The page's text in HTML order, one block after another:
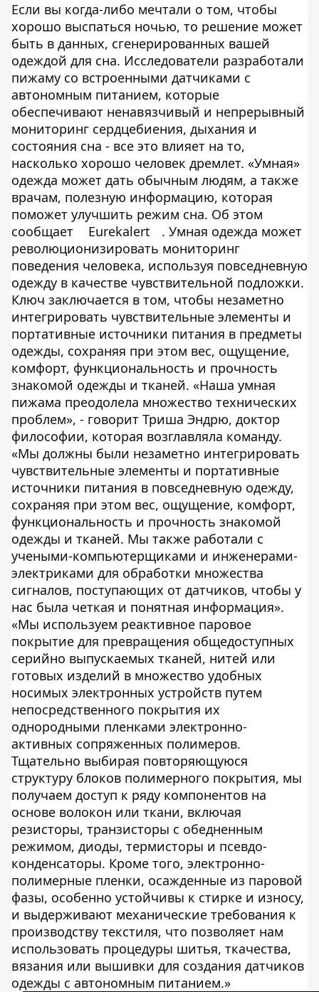
Если вы когда-либо мечтали о том, чтобы
хорошо выспаться ночью, то решение может
быть в данных, сгенерированных вашей
одеждой для сна. Исследователи разработали
пижаму со встроенными датчиками с
автономным питанием, которые
обеспечивают ненавязчивый и непрерывный
мониторинг сердцебиения, дыхания и
состояния сна - все это влияет на то,
насколько хорошо человек дремлет. «Умная»
одежда может дать обычным людям, а также
врачам, полезную информацию, которая
поможет улучшить режим сна. Об этом
сообщает
Eurekalert
. Умная одежда может
революционизировать мониторинг
поведения человека, используя повседневную
одежду в качестве чувствительной подложки.
Ключ заключается в том, чтобы незаметно
интегрировать чувствительные элементы и
портативные источники питания в предметы
одежды, сохраняя при этом вес, ощущение,
комфорт, функциональность и прочность
знакомой одежды и тканей. «Наша умная
пижама преодолела множество технических
проблем», - говорит Триша Эндрю, доктор
философии, которая возглавляла команду.
«Мы должны были незаметно интегрировать
чувствительные элементы и портативные
источники питания в повседневную одежду,
сохраняя при этом вес, ощущение, комфорт,
функциональность и прочность знакомой
одежды и тканей. Мы также работали с
учеными-компьютерщиками и инженерами-
электриками для обработки множества
сигналов, поступающих от датчиков, чтобы у
нас была четкая и понятная информация».
«Мы используем реактивное паровое
покрытие для превращения общедоступных
серийно выпускаемых тканей, нитей или
готовых изделий в множество удобных
носимых электронных устройств путем
непосредственного покрытия их
однородными пленками электронно-
активных сопряженных полимеров.
Тщательно выбирая повторяющуюся
структуру блоков полимерного покрытия, мы
получаем доступ к ряду компонентов на
основе волокон или ткани, включая
резисторы, транзисторы с обедненным
режимом, диоды, термисторы и псевдо-
конденсаторы. Кроме того, электронно-
полимерные пленки, осажденные из паровой
фазы, особенно устойчивы к стирке и износу,
и выдерживают механические требования к
производству текстиля, что позволяет нам
использовать процедуры шитья, ткачества,
вязания или вышивки для создания датчиков
одежды с автономным питанием.»